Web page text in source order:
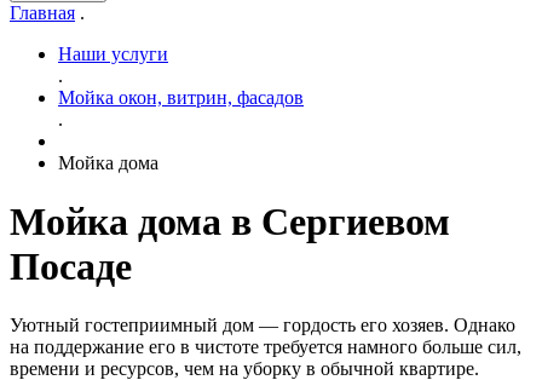
Главная .
Наши услуги
.
Мойка окон, витрин, фасадов
.
Мойка дома
Мойка дома в Сергиевом
Посаде
Уютный гостеприимный дом — гордость его хозяев. Однако
на поддержание его в чистоте требуется намного больше сил,
времени и ресурсов, чем на уборку в обычной квартире.